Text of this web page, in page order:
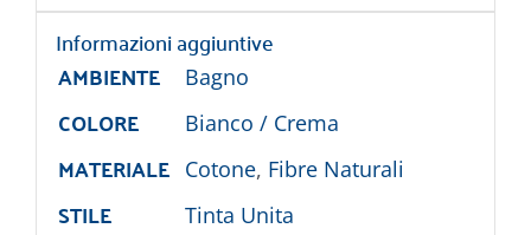
Informazioni aggiuntive
AMBIENTE
Bagno
COLORE Bianco / Crema
MATERIALE Cotone, Fibre Naturali
STILE Tinta Unita